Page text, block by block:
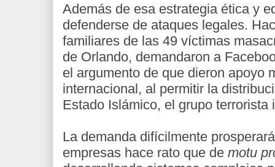
Además de esa estrategia ética y
defenderse de ataques legales.
familiares de las 49 víctimas
de Orlando, demandaron a
el argumento de que dieron apoyo
internacional, al permitir la
Estado Islámico, el grupo terrorista
La demanda difícilmente
empresas hace rato que de motu